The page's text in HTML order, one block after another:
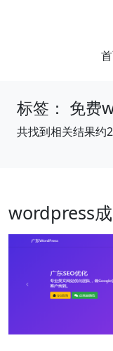
标签： 免费
共找到相关结果约
wordpress